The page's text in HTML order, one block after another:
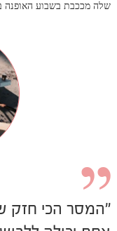
שלה מככבת בשבוע האופנה
"המסר הכי חזק